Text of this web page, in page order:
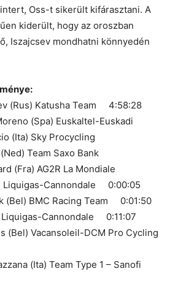
Oss-t sikerült kifárasztani. A
kiderült, hogy az oroszban
Iszajcsev mondhatni könnyedén
(Rus) Katusha Team 4:58:28
(Spa) Euskaltel-Euskadi
(Ita) Sky Procycling
Team Saxo Bank
(Fra) AG2R La Mondiale
Cannondale 0:00:05
BMC Racing Team 0:01:50
Cannondale 0:11:07
Vacansoleil-DCM Pro Cycling
(Ita) Team Type 1 – Sanofi